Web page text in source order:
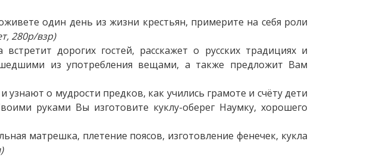
один день из жизни крестьян, примерите на себя роли
280р/взр)
дорогих гостей, расскажет о русских традициях и
из употребления вещами, а также предложит Вам
о мудрости предков, как учились грамоте и счёту дети
руками Вы изготовите куклу-оберег Наумку, хорошего
матрешка, плетение поясов, изготовление фенечек, кукла